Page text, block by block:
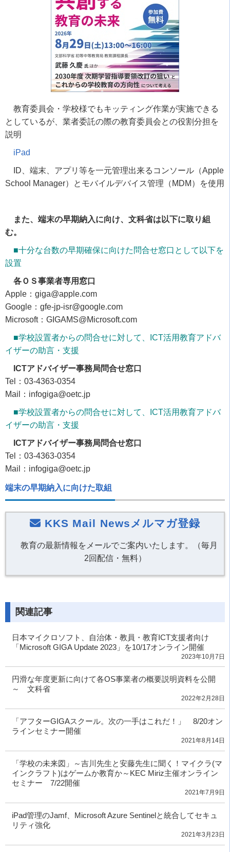
教育委員会・学校様でもキッティング作業が実施できる
としているが、業者委託の際の教育委員会との役割分担を
説明
iPad
ID、端末、アプリ等を一元管理出来るコンソール（Apple
School Manager）とモバイルデバイス管理（MDM）を使用
また、端末の早期納入に向け、文科省は以下に取り組
む。
■十分な台数の早期確保に向けた問合せ窓口として以下を
設置
各ＯＳ事業者専用窓口
Apple：giga@apple.com
Google：gfe-jp-isr@google.com
Microsoft：GIGAMS@Microsoft.com
■学校設置者からの問合せに対して、ICT活用教育アドバ
イザーの助言・支援
ICTアドバイザー事務局問合せ窓口
Tel：03-4363-0354
Mail：infogiga@oetc.jp
■学校設置者からの問合せに対して、ICT活用教育アドバ
イザーの助言・支援
ICTアドバイザー事務局問合せ窓口
Tel：03-4363-0354
Mail：infogiga@oetc.jp
端末の早期納入に向けた取組
KKS Mail Newsメルマガ登録
教育の最新情報をメールでご案内いたします。（毎月
2回配信・無料）
関連記事
日本マイクロソフト、自治体・教員・教育ICT支援者向け
「Microsoft GIGA Update 2023」を10/17オンライン開催
2023年10月7日
円滑な年度更新に向けて各OS事業者の概要説明資料を公開
～ 文科省
2022年2月28日
「アフターGIGAスクール。次の一手はこれだ！」 8/20オン
ラインセミナー開催
2021年8月14日
「学校の未来図」～吉川先生と安藤先生に聞く！マイクラ(マ
インクラフト)はゲームか教育か～KEC Miriz主催オンライン
セミナー 7/22開催
2021年7月9日
iPad管理のJamf、Microsoft Azure Sentinelと統合してセキュ
リティ強化
2021年3月23日